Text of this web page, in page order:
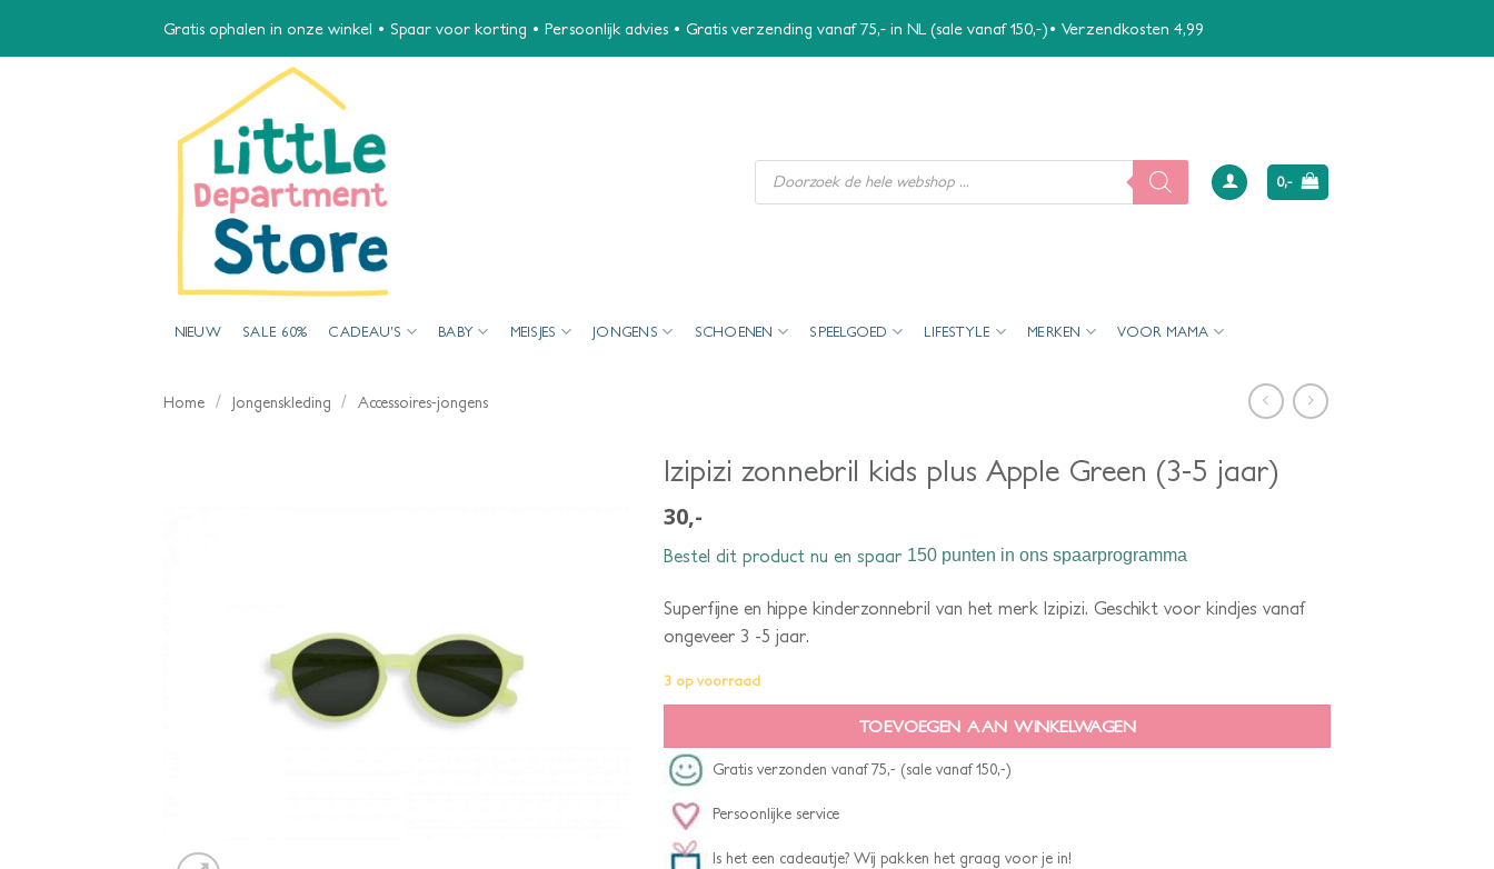
Gratis ophalen in onze winkel • Spaar voor korting • Persoonlijk advies • Gratis verzending vanaf 75,- in NL (sale vanaf 150,-)• Verzendkosten 4,99
Producten
zoeken
0,-
NIEUW SALE 60% CADEAU’S BABY MEISJES JONGENS SCHOENEN SPEELGOED LIFESTYLE MERKEN VOOR MAMA
Home / Jongenskleding / Accessoires-jongens
Izipizi zonnebril kids plus Apple Green (3-5 jaar)
30,-
Bestel dit product nu en spaar 150 punten in ons spaarprogramma
Superfijne en hippe kinderzonnebril van het merk Izipizi. Geschikt voor kindjes vanaf
ongeveer 3 -5 jaar.
3 op voorraad
TOEVOEGEN AAN WINKELWAGEN
Gratis verzonden vanaf 75,- (sale vanaf 150,-)
Persoonlijke service
Is het een cadeautje? Wij pakken het graag voor je in!